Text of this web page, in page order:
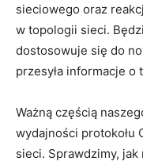
sieciowego oraz​
w topologii sieci.
⁤dostosowuje się do
przesyła informacje
Ważną⁣ częścią
wydajności protokołu
sieci. Sprawdzimy,